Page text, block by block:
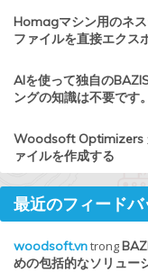
Homagマシン用のネ
ファイルを直接エクス
AIを使って独自の
ングの知識は不要です。
Woodsoft Optimizers
ァイルを作成する
最近のフィードバ
woodsoft.vntrong
めの包括的なソリュー